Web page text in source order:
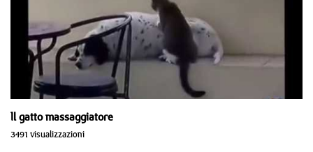
Il gatto massaggiatore
3491 visualizzazioni